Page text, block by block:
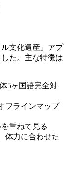
文化遺産」アプ
た。主な特徴は
5ヶ国語完全対
フラインマップ
重ねて見る
体力に合わせた